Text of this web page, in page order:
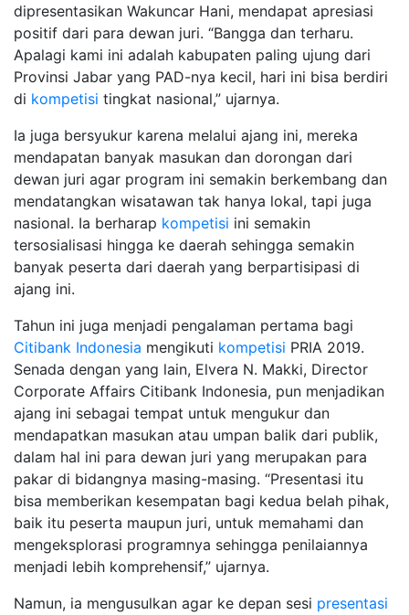
dipresentasikan Wakuncar Hani, mendapat apresiasi
positif dari para dewan juri. “Bangga dan terharu.
Apalagi kami ini adalah kabupaten paling ujung dari
Provinsi Jabar yang PAD-nya kecil, hari ini bisa berdiri
di kompetisi tingkat nasional,” ujarnya.
Ia juga bersyukur karena melalui ajang ini, mereka
mendapatan banyak masukan dan dorongan dari
dewan juri agar program ini semakin berkembang dan
mendatangkan wisatawan tak hanya lokal, tapi juga
nasional. Ia berharap kompetisi ini semakin
tersosialisasi hingga ke daerah sehingga semakin
banyak peserta dari daerah yang berpartisipasi di
ajang ini.
Tahun ini juga menjadi pengalaman pertama bagi
Citibank Indonesia mengikuti kompetisi PRIA 2019.
Senada dengan yang lain, Elvera N. Makki, Director
Corporate Affairs Citibank Indonesia, pun menjadikan
ajang ini sebagai tempat untuk mengukur dan
mendapatkan masukan atau umpan balik dari publik,
dalam hal ini para dewan juri yang merupakan para
pakar di bidangnya masing-masing. “Presentasi itu
bisa memberikan kesempatan bagi kedua belah pihak,
baik itu peserta maupun juri, untuk memahami dan
mengeksplorasi programnya sehingga penilaiannya
menjadi lebih komprehensif,” ujarnya.
Namun, ia mengusulkan agar ke depan sesi presentasi